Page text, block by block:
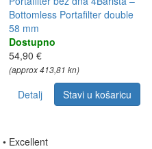
Bottomless Portafilter double
58 mm
Dostupno
54,90 €
(approx 413,81 kn)
Detalj
Stavi u košaricu
• Excellent